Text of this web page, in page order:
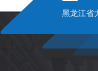
黑龙江省